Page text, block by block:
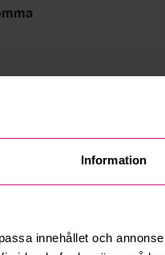
Information
innehållet och